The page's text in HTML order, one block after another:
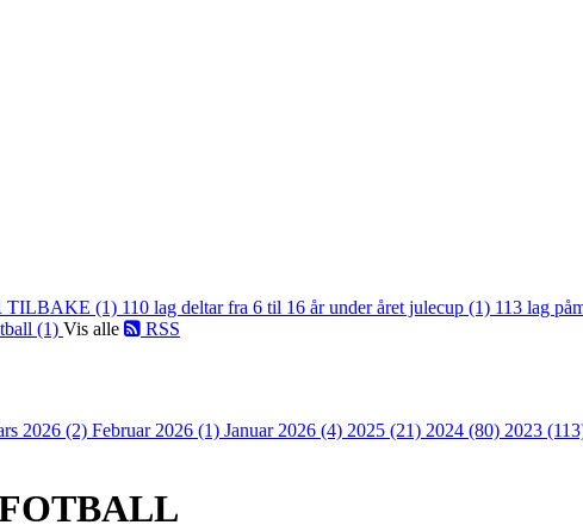
TILBAKE (1) 110 lag deltar fra 6 til 16 år under året julecup (1) 113 lag
(1) Vis alle RSS
2026 (2) Februar 2026 (1) Januar 2026 (4) 2025 (21) 2024 (80) 2023